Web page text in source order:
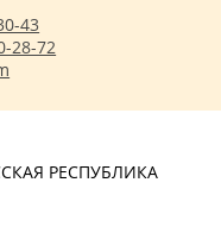
43
28-72
РЕСПУБЛИКА